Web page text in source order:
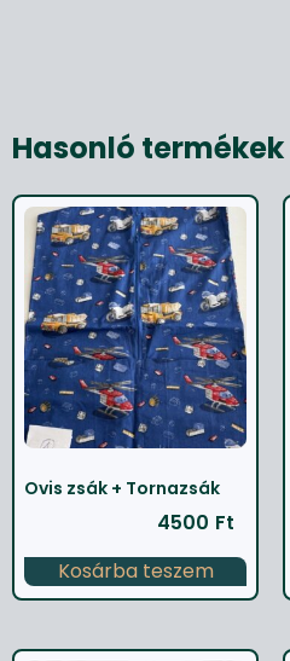
Hasonló termékek
Ovis zsák + Tornazsák
4500 Ft
Kosárba teszem